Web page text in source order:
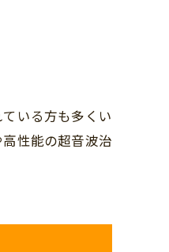
いる方も多くい
性能の超音波治